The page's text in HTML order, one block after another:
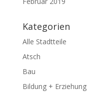
Kategorien
Alle Stadtteile
Atsch
Bau
Bildung + Erziehung